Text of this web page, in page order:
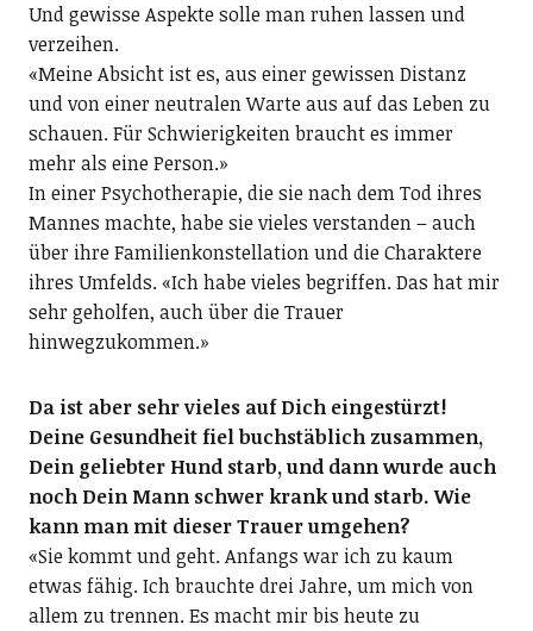
Und gewisse Aspekte solle man ruhen lassen und
verzeihen.
«Meine Absicht ist es, aus einer gewissen Distanz
und von einer neutralen Warte aus auf das Leben zu
schauen. Für Schwierigkeiten braucht es immer
mehr als eine Person.»
In einer Psychotherapie, die sie nach dem Tod ihres
Mannes machte, habe sie vieles verstanden – auch
über ihre Familienkonstellation und die Charaktere
ihres Umfelds. «Ich habe vieles begriffen. Das hat mir
sehr geholfen, auch über die Trauer
hinwegzukommen.»
Da ist aber sehr vieles auf Dich eingestürzt!
Deine Gesundheit fiel buchstäblich zusammen,
Dein geliebter Hund starb, und dann wurde auch
noch Dein Mann schwer krank und starb. Wie
kann man mit dieser Trauer umgehen?
«Sie kommt und geht. Anfangs war ich zu kaum
etwas fähig. Ich brauchte drei Jahre, um mich von
allem zu trennen. Es macht mir bis heute zu